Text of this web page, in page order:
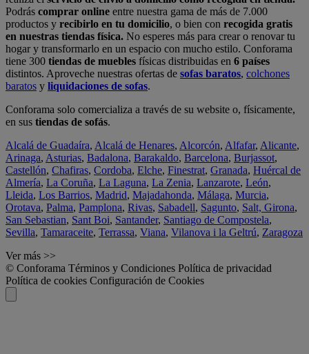
Podrás comprar online entre nuestra gama de más de 7.000
productos y recibirlo en tu domicilio, o bien con recogida gratis
en nuestras tiendas física. No esperes más para crear o renovar tu
hogar y transformarlo en un espacio con mucho estilo. Conforama
tiene 300 tiendas de muebles físicas distribuidas en 6 países
distintos. Aproveche nuestras ofertas de sofas baratos, colchones
baratos y liquidaciones de sofas.
Conforama solo comercializa a través de su website o, físicamente,
en sus tiendas de sofás.
Alcalá de Guadaíra, Alcalá de Henares, Alcorcón, Alfafar, Alicante,
Arinaga, Asturias, Badalona, Barakaldo, Barcelona, Burjassot,
Castellón, Chafiras, Cordoba, Elche, Finestrat, Granada, Huércal de
Almería, La Coruña, La Laguna, La Zenia, Lanzarote, León,
Lleida, Los Barrios, Madrid, Majadahonda, Málaga, Murcia,
Orotava, Palma, Pamplona, Rivas, Sabadell, Sagunto, Salt, Girona,
San Sebastian, Sant Boi, Santander, Santiago de Compostela,
Sevilla, Tamaraceite, Terrassa, Viana, Vilanova i la Geltrú, Zaragoza
Ver más >>
© Conforama Términos y Condiciones Política de privacidad
Política de cookies Configuración de Cookies